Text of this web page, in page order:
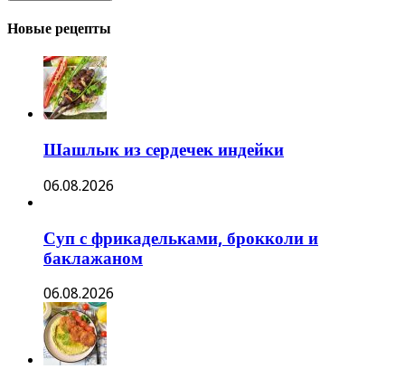
Новые рецепты
Шашлык из сердечек индейки
06.08.2026
Суп с фрикадельками, брокколи и
баклажаном
06.08.2026